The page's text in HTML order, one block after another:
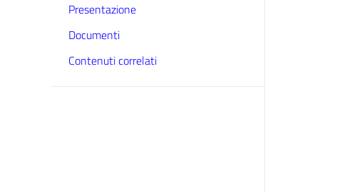
Presentazione
Documenti
Contenuti correlati